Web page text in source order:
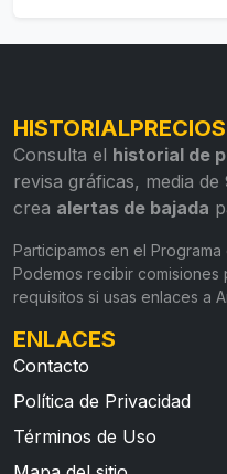
HISTORIALPRECIOS
Consulta el historial de
revisa gráficas, media
crea alertas de bajada
Participamos en el
Podemos recibir comisiones
requisitos si usas enlaces a
ENLACES
Contacto
Política de Privacidad
Términos de Uso